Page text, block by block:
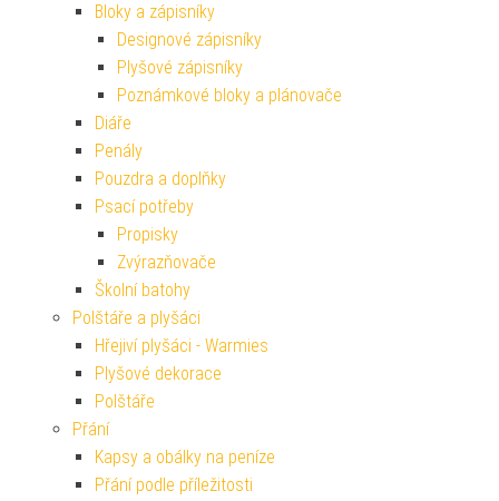
Bloky a zápisníky
Designové zápisníky
Plyšové zápisníky
Poznámkové bloky a plánovače
Diáře
Penály
Pouzdra a doplňky
Psací potřeby
Propisky
Zvýrazňovače
Školní batohy
Polštáře a plyšáci
Hřejiví plyšáci - Warmies
Plyšové dekorace
Polštáře
Přání
Kapsy a obálky na peníze
Přání podle příležitosti